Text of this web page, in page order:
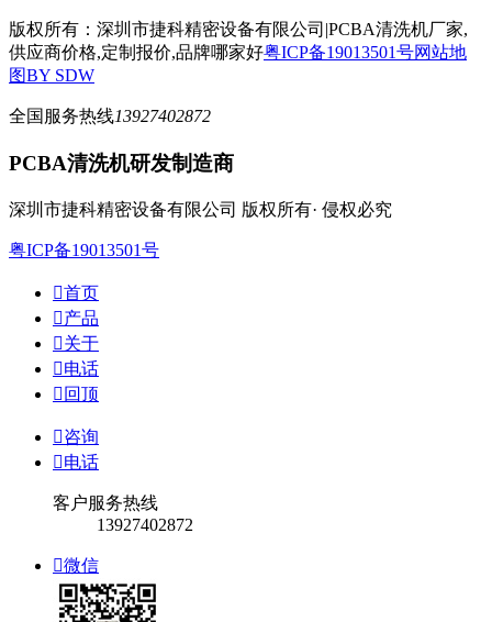
版权所有：深圳市捷科精密设备有限公司|PCBA清洗机厂家,
供应商价格,定制报价,品牌哪家好粤ICP备19013501号网站地
图BY SDW
全国服务热线13927402872
PCBA清洗机研发制造商
深圳市捷科精密设备有限公司 版权所有· 侵权必究
粤ICP备19013501号
首页
产品
关于
电话
 回顶
咨询
电话
客户服务热线
13927402872
微信